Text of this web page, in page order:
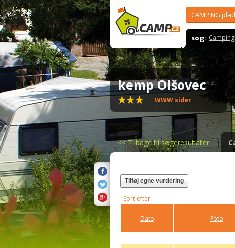
CAMPING
søg:
kemp Olšovec
WWW sider
<<Tilbage til søgeresultater
Tilføj egne vurdering
Sort efter
Dato Foto